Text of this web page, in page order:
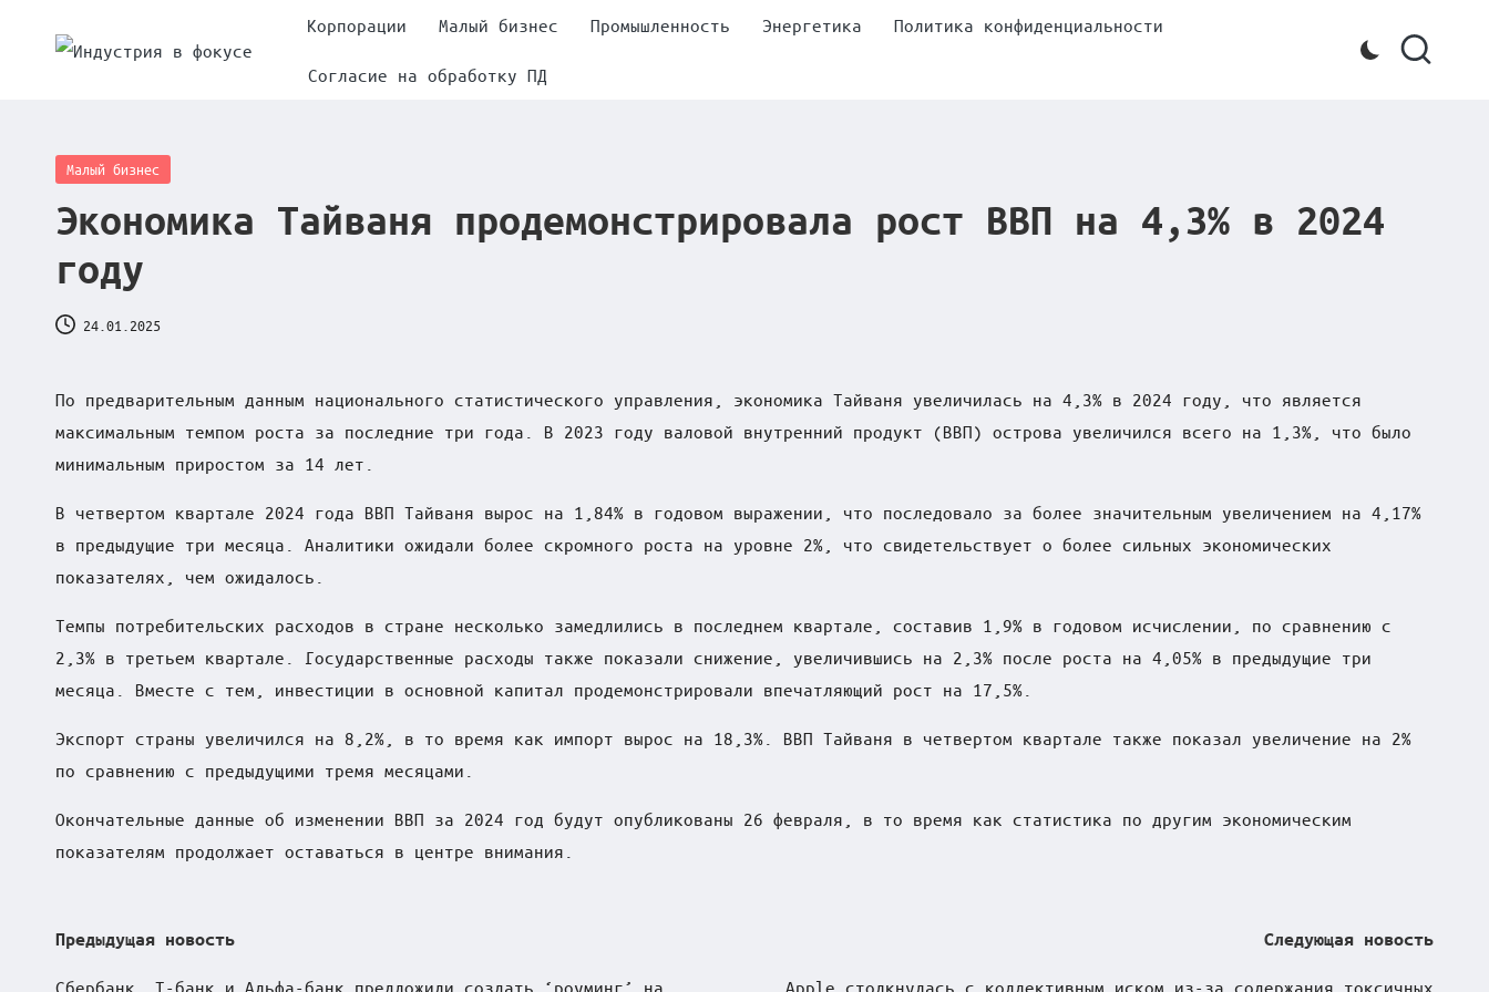
д
у
с
т
р
и
я
в
ф
о
к
у
с
е
Корпорации Малый бизнес Промышленность Энергетика Политика конфиденциальности
Согласие на обработку ПД
Posted
Малый бизнес
Экономика Тайваня продемонстрировала рост ВВП на 4,3% в 2024
году
24.01.2025
По предварительным данным национального статистического управления, экономика Тайваня увеличилась на 4,3% в 2024 году, что является
максимальным темпом роста за последние три года. В 2023 году валовой внутренний продукт (ВВП) острова увеличился всего на 1,3%, что было
минимальным приростом за 14 лет.
В четвертом квартале 2024 года ВВП Тайваня вырос на 1,84% в годовом выражении, что последовало за более значительным увеличением на 4,17%
в предыдущие три месяца. Аналитики ожидали более скромного роста на уровне 2%, что свидетельствует о более сильных экономических
показателях, чем ожидалось.
Темпы потребительских расходов в стране несколько замедлились в последнем квартале, составив 1,9% в годовом исчислении, по сравнению с
2,3% в третьем квартале. Государственные расходы также показали снижение, увеличившись на 2,3% после роста на 4,05% в предыдущие три
месяца. Вместе с тем, инвестиции в основной капитал продемонстрировали впечатляющий рост на 17,5%.
Экспорт страны увеличился на 8,2%, в то время как импорт вырос на 18,3%. ВВП Тайваня в четвертом квартале также показал увеличение на 2%
по сравнению с предыдущими тремя месяцами.
Окончательные данные об изменении ВВП за 2024 год будут опубликованы 26 февраля, в то время как статистика по другим экономическим
показателям продолжает оставаться в центре внимания.
Post
Предыдущая новость
Сбербанк, Т-банк и Альфа-банк предложили создать ‘роуминг’ на
Следующая новость
Apple столкнулась с коллективным иском из-за содержания токсичных